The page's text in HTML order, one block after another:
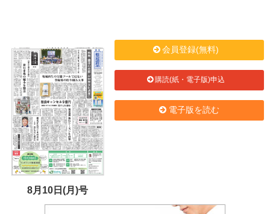
8月10日(月)号
会員登録(無料)
購読(紙・電子版)申込
電子版を読む